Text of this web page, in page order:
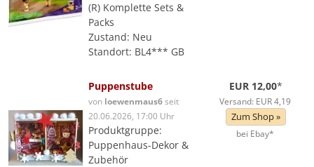
(R) Komplette Sets &
Packs
Zustand: Neu
Standort: BL4*** GB
Puppenstube
von loewenmaus6seit
20.06.2026, 17:00 Uhr
Produktgruppe:
Puppenhaus-Dekor &
Zubehör
EUR 12,00*
Versand: EUR 4,19
Zum Shop »
bei Ebay*